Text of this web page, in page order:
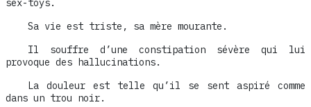
sex-toys.
Sa vie est triste, sa mère mourante.
Il souffre d’une constipation sévère qui lui
provoque des hallucinations.
La douleur est telle qu’il se sent aspiré comme
dans un trou noir.